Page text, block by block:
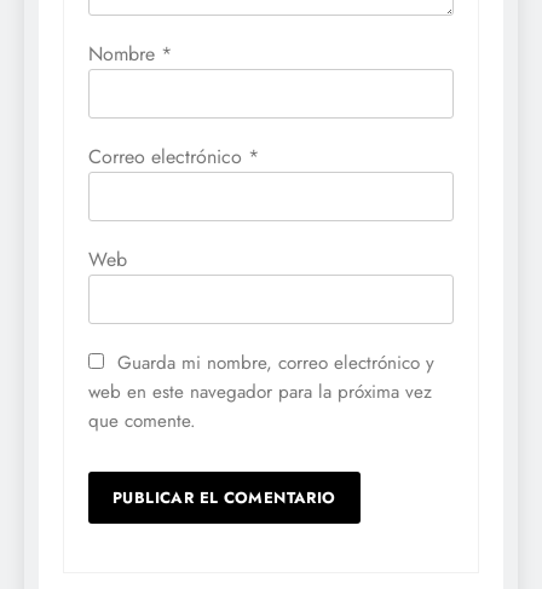
Nombre *
Correo electrónico *
Web
Guarda mi nombre, correo electrónico y
web en este navegador para la próxima vez
que comente.